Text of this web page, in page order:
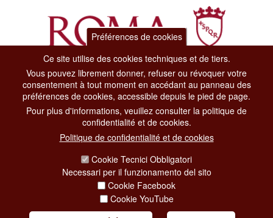
Dipartimento Grandi Eventi, Sport, Turismo e Moda.
Via di San Basilio, 51
00187 Roma
CONTACT CENTER TEL. 06 06 08
CONTATTA LA REDAZIONE
SOCIAL MEDIA POLICY
Préférences de cookies
Ce site utilise des cookies techniques et de tiers.
Vous pouvez librement donner, refuser ou révoquer votre
consentement à tout moment en accédant au panneau des
préférences de cookies, accessible depuis le pied de page.
Pour plus d'informations, veuillez consulter la politique de
confidentialité et de cookies.
Politique de confidentialité et de cookies
Cookie Tecnici Obbligatori
Necessari per il funzionamento del sito
Cookie Facebook
Cookie YouTube